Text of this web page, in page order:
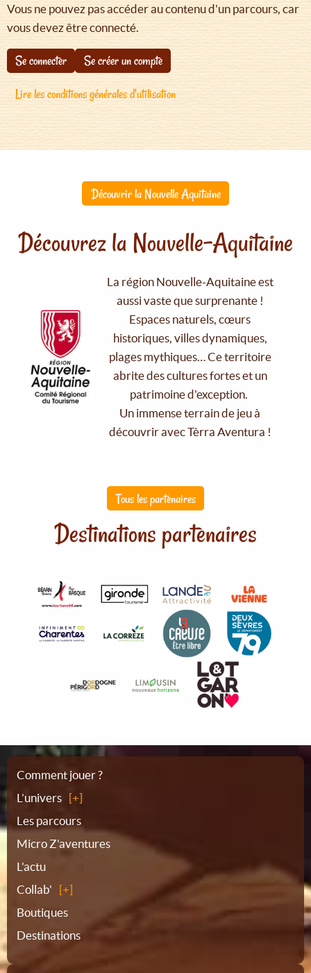
Vous ne pouvez pas accéder au contenu d'un parcours, car
vous devez être connecté.
Se connecter
Se créer un compte
Lire les conditions générales d'utilisation
Découvrir la Nouvelle Aquitaine
Découvrez la Nouvelle-Aquitaine
La région Nouvelle-Aquitaine est
aussi vaste que surprenante !
Espaces naturels, cœurs
historiques, villes dynamiques,
plages mythiques… Ce territoire
abrite des cultures fortes et un
patrimoine d'exception.
Un immense terrain de jeu à
découvrir avec Tèrra Aventura !
Tous les partenaires
Destinations partenaires
Plan
du
site
Comment jouer ?
L’univers
Les parcours
Micro Z'aventures
L'actu
Collab'
Boutiques
Destinations